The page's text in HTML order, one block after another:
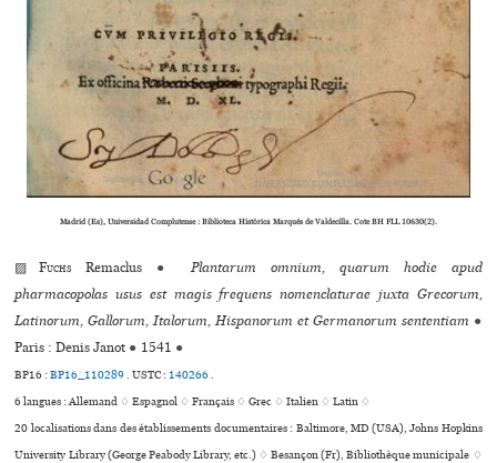
Madrid (Es), Universidad Complutense : Biblioteca Histórica Marqués de Valdecilla. Cote BH FLL 10630(2).
▨Fuchs Remaclus ●
Plantarum omnium, quarum hodie apud
pharmacopolas usus est magis frequens nomenclaturae juxta Grecorum,
Latinorum, Gallorum, Italorum, Hispanorum et Germanorum sententiam ●
Paris : Denis Janot ● 1541 ●
BP16 :BP16_110289.USTC : 140266.
6 langues :Allemand ♢Espagnol ♢Français ♢Grec ♢Italien ♢Latin ♢
20 localisations dans des établissements documentaires : Baltimore, MD (USA), Johns Hopkins
University Library (George Peabody Library, etc.) ♢ Besançon (Fr), Bibliothèque muni­ci­pale ♢